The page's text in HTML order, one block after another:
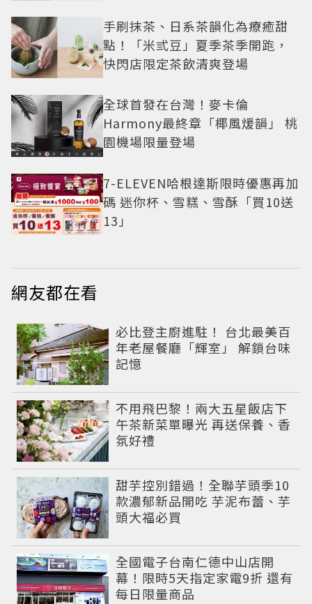
手刷抹茶、日系茶韻化為療癒甜
點！「米弎豆」夏季茶季開跑，
快閃店限定茶飲清爽登場
全球首發在台灣！麥卡倫
Harmony最終章「椰風煖韻」 桃
園機場限量登場
7-ELEVEN哈根達斯限時優惠再加
碼 迷你杯、雪糕、雪酥「買10送
13」
網友都在看
必比登主廚進駐！ 台北最美百
年老屋餐廳「輝室」 解鎖台味
記憶
不用飛巴黎！兩大五星飯店下
午茶新菜單曝光 再送保養、香
氛好禮
甜芋控別錯過！全聯芋頭季10
款濃郁新品開吃 芋泥布蕾、芋
頭大福必買
全國電子台南仁德中山店開
幕！限時5天指定家電9折 還有
每日限量商品